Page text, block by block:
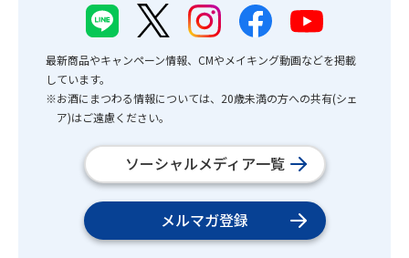
最新商品やキャンペーン情報、CMやメイキング動画などを掲載
しています。
※お酒にまつわる情報については、20歳未満の方への共有(シェ
ア)はご遠慮ください。
ソーシャルメディア一覧
メルマガ登録